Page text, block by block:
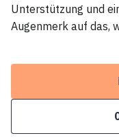
Unterstützung und
Augenmerk auf das,